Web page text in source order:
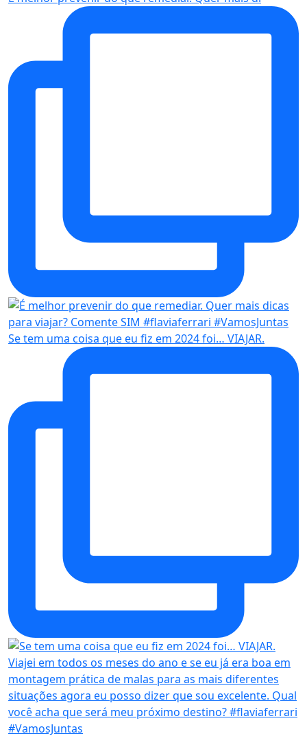
Se tem uma coisa que eu fiz em 2024 foi… VIAJAR.